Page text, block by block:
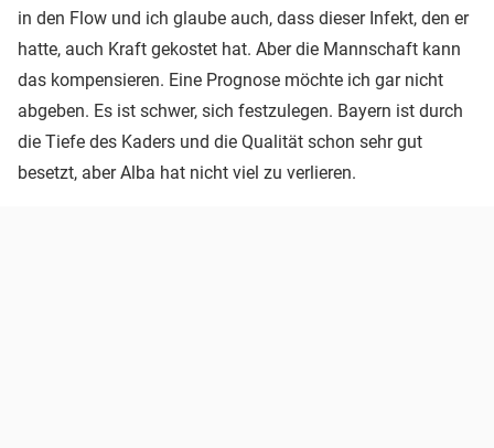
in den Flow und ich glaube auch, dass dieser Infekt, den er
hatte, auch Kraft gekostet hat. Aber die Mannschaft kann
das kompensieren. Eine Prognose möchte ich gar nicht
abgeben. Es ist schwer, sich festzulegen. Bayern ist durch
die Tiefe des Kaders und die Qualität schon sehr gut
besetzt, aber Alba hat nicht viel zu verlieren.